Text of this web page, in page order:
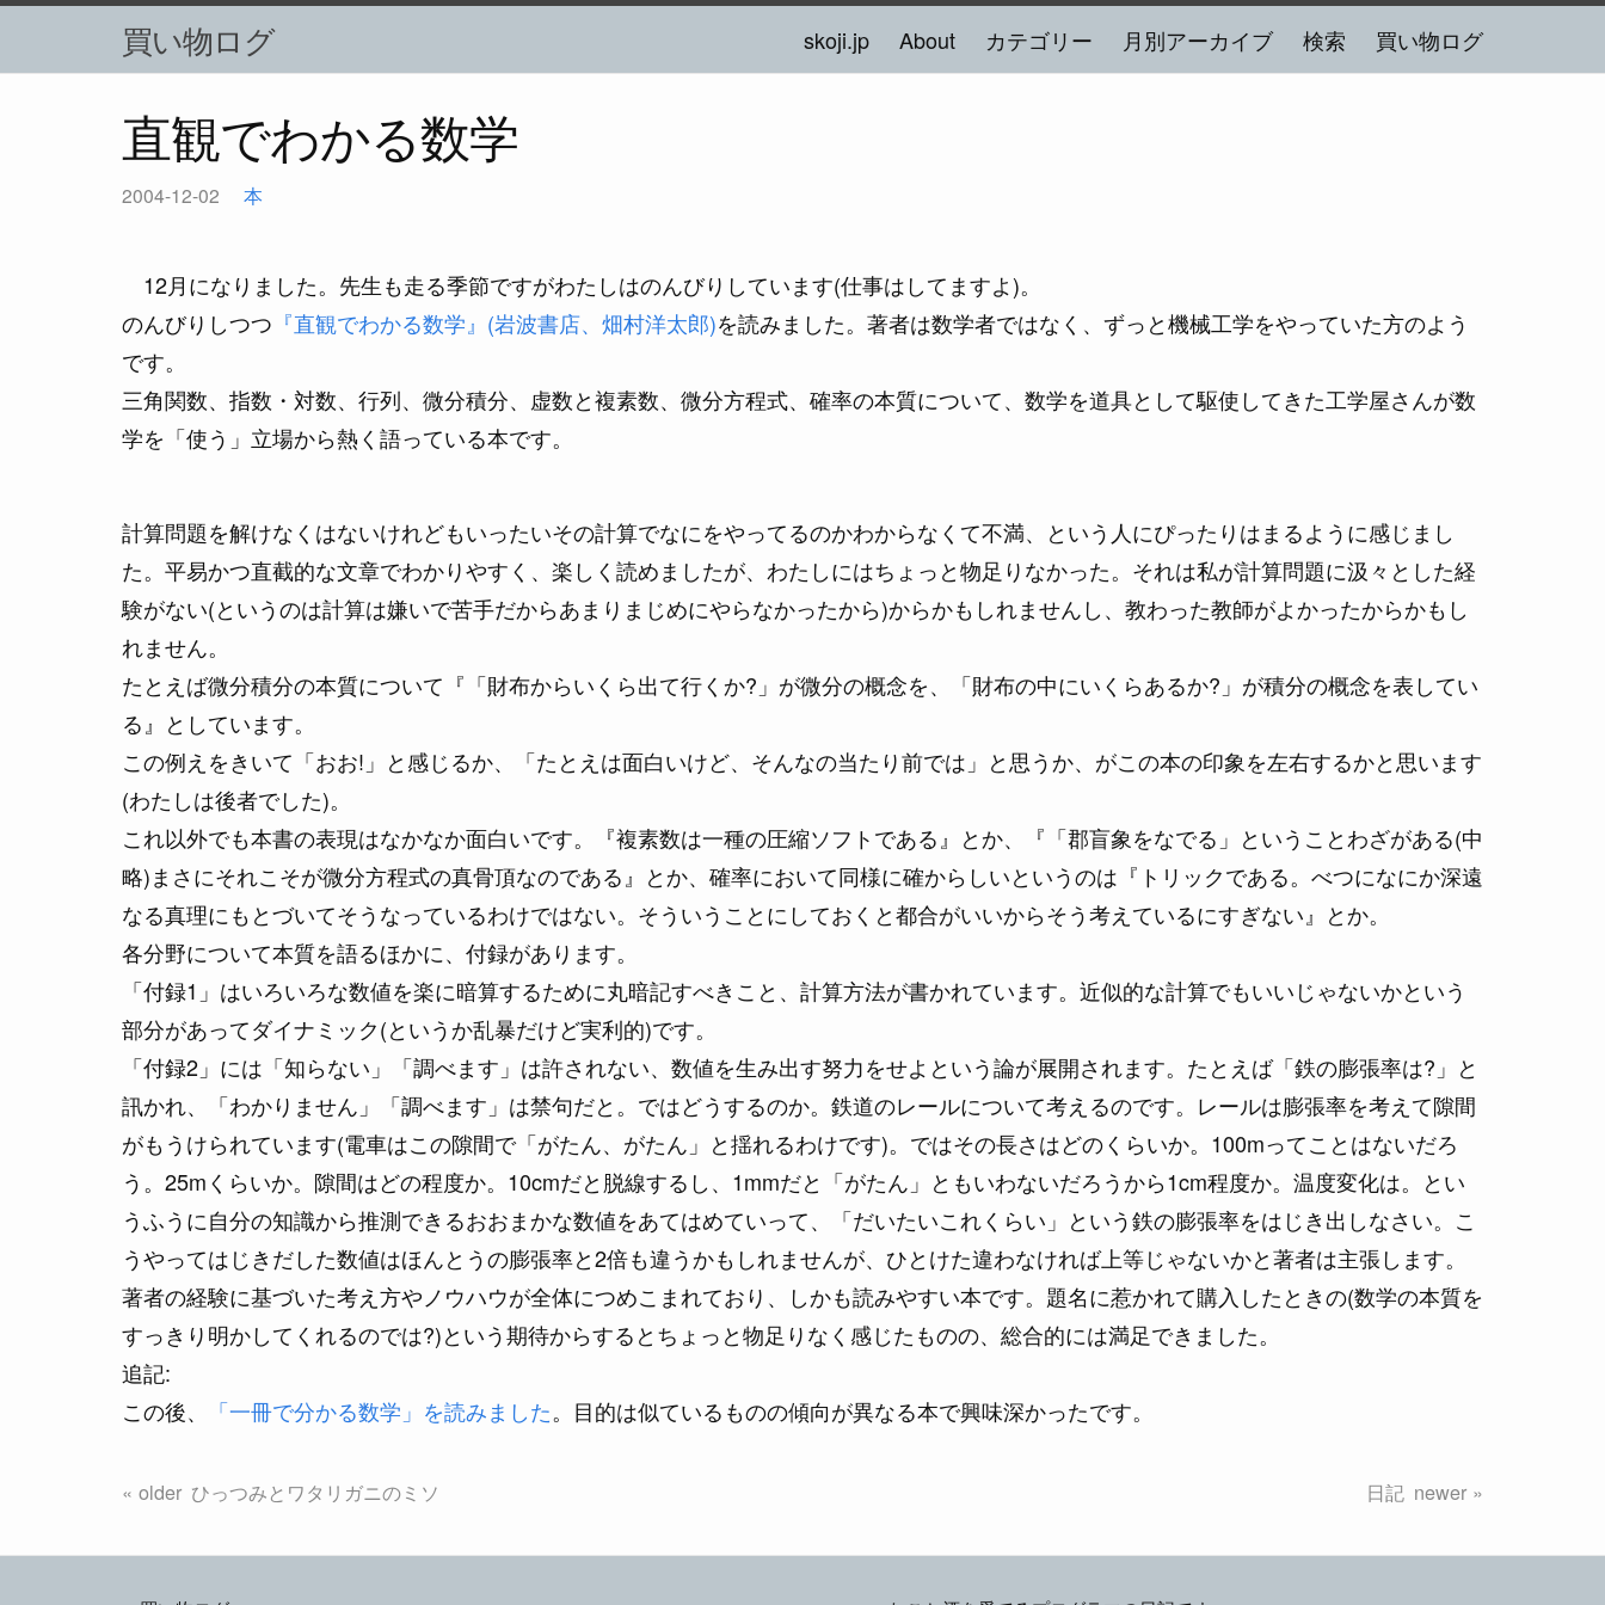
買い物ログ skoji.jp About カテゴリー 月別アーカイブ 検索 買い物ログ
直観でわかる数学
2004-12-02 本
12月になりました。先生も走る季節ですがわたしはのんびりしています(仕事はしてますよ)。
のんびりしつつ 『直観でわかる数学』(岩波書店、畑村洋太郎)を読みました。著者は数学者ではなく、ずっと機械工学をやっていた方のよう
です。
三角関数、指数・対数、行列、微分積分、虚数と複素数、微分方程式、確率の本質について、数学を道具として駆使してきた工学屋さんが数
学を「使う」立場から熱く語っている本です。
計算問題を解けなくはないけれどもいったいその計算でなにをやってるのかわからなくて不満、という人にぴったりはまるように感じまし
た。平易かつ直截的な文章でわかりやすく、楽しく読めましたが、わたしにはちょっと物足りなかった。それは私が計算問題に汲々とした経
験がない(というのは計算は嫌いで苦手だからあまりまじめにやらなかったから)からかもしれませんし、教わった教師がよかったからかもし
れません。
たとえば微分積分の本質について『「財布からいくら出て行くか?」が微分の概念を、「財布の中にいくらあるか?」が積分の概念を表してい
る』としています。
この例えをきいて「おお!」と感じるか、「たとえは面白いけど、そんなの当たり前では」と思うか、がこの本の印象を左右するかと思います
(わたしは後者でした)。
これ以外でも本書の表現はなかなか面白いです。『複素数は一種の圧縮ソフトである』とか、『「郡盲象をなでる」ということわざがある(中
略)まさにそれこそが微分方程式の真骨頂なのである』とか、確率において同様に確からしいというのは『トリックである。べつになにか深遠
なる真理にもとづいてそうなっているわけではない。そういうことにしておくと都合がいいからそう考えているにすぎない』とか。
各分野について本質を語るほかに、付録があります。
「付録1」はいろいろな数値を楽に暗算するために丸暗記すべきこと、計算方法が書かれています。近似的な計算でもいいじゃないかという
部分があってダイナミック(というか乱暴だけど実利的)です。
「付録2」には「知らない」「調べます」は許されない、数値を生み出す努力をせよという論が展開されます。たとえば「鉄の膨張率は?」と
訊かれ、「わかりません」「調べます」は禁句だと。ではどうするのか。鉄道のレールについて考えるのです。レールは膨張率を考えて隙間
がもうけられています(電車はこの隙間で「がたん、がたん」と揺れるわけです)。ではその長さはどのくらいか。100mってことはないだろ
う。25mくらいか。隙間はどの程度か。10cmだと脱線するし、1mmだと「がたん」ともいわないだろうから1cm程度か。温度変化は。とい
うふうに自分の知識から推測できるおおまかな数値をあてはめていって、「だいたいこれくらい」という鉄の膨張率をはじき出しなさい。こ
うやってはじきだした数値はほんとうの膨張率と2倍も違うかもしれませんが、ひとけた違わなければ上等じゃないかと著者は主張します。
著者の経験に基づいた考え方やノウハウが全体につめこまれており、しかも読みやすい本です。題名に惹かれて購入したときの(数学の本質を
すっきり明かしてくれるのでは?)という期待からするとちょっと物足りなく感じたものの、総合的には満足できました。
追記:
この後、
「一冊で分かる数学」を読みました。目的は似ているものの傾向が異なる本で興味深かったです。
ひっつみとワタリガニのミソ 日記